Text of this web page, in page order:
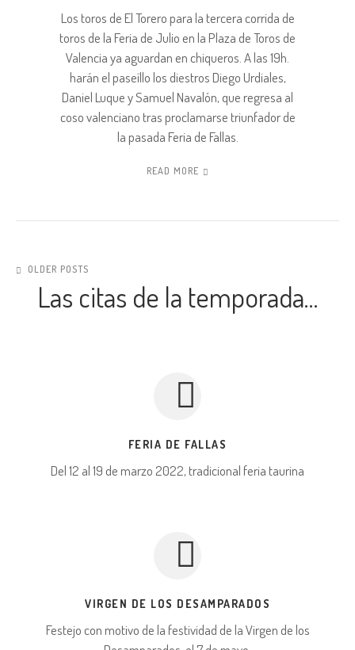
Los toros de El Torero para la tercera corrida de
toros de la Feria de Julio en la Plaza de Toros de
Valencia ya aguardan en chiqueros. A las 19h.
harán el paseíllo los diestros Diego Urdiales,
Daniel Luque y Samuel Navalón, que regresa al
coso valenciano tras proclamarse triunfador de
la pasada Feria de Fallas.
READ MORE
OLDER POSTS
Las citas de la temporada…
FERIA DE FALLAS
Del 12 al 19 de marzo 2022, tradicional feria taurina
VIRGEN DE LOS DESAMPARADOS
Festejo con motivo de la festividad de la Virgen de los